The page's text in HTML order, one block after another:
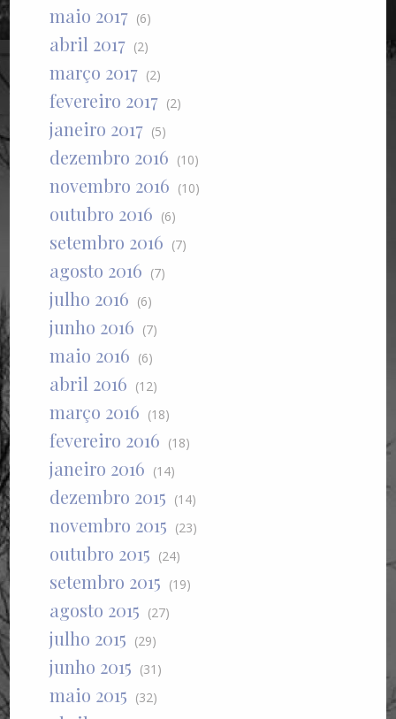
maio 2017 (6)
abril 2017 (2)
março 2017 (2)
fevereiro 2017 (2)
janeiro 2017 (5)
dezembro 2016 (10)
novembro 2016 (10)
outubro 2016 (6)
setembro 2016 (7)
agosto 2016 (7)
julho 2016 (6)
junho 2016 (7)
maio 2016 (6)
abril 2016 (12)
março 2016 (18)
fevereiro 2016 (18)
janeiro 2016 (14)
dezembro 2015 (14)
novembro 2015 (23)
outubro 2015 (24)
setembro 2015 (19)
agosto 2015 (27)
julho 2015 (29)
junho 2015 (31)
maio 2015 (32)